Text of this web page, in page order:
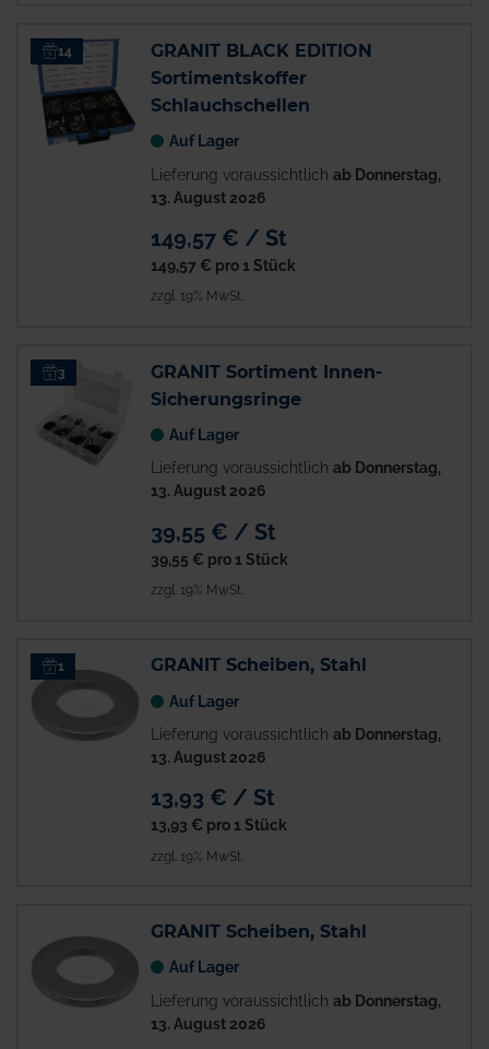
14
GRANIT BLACK EDITION
Sortimentskoffer
Schlauchschellen
Auf Lager
Lieferung voraussichtlich ab Donnerstag,
13. August 2026
149,57 € / St
149,57 € pro 1 Stück
zzgl. 19% MwSt.
3
GRANIT Sortiment Innen-
Sicherungsringe
Auf Lager
Lieferung voraussichtlich ab Donnerstag,
13. August 2026
39,55 € / St
39,55 € pro 1 Stück
zzgl. 19% MwSt.
1 GRANIT Scheiben, Stahl
Auf Lager
Lieferung voraussichtlich ab Donnerstag,
13. August 2026
13,93 € / St
13,93 € pro 1 Stück
zzgl. 19% MwSt.
GRANIT Scheiben, Stahl
Auf Lager
Lieferung voraussichtlich ab Donnerstag,
13. August 2026